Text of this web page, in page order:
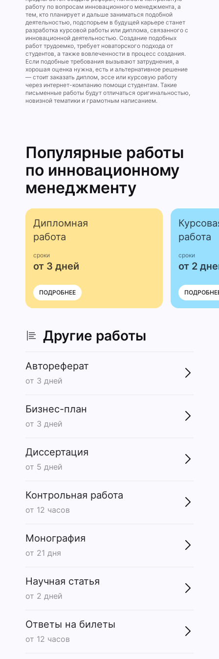
работу по вопросам инновационного менеджмента, а
тем, кто планирует и дальше заниматься подобной
деятельностью, подспорьем в будущей карьере станет
разработка курсовой работы или диплома, связанного с
инновационной деятельностью. Создание подобных
работ трудоемко, требует новаторского подхода от
студентов, а также вовлеченности в процесс создания.
Если подобные требования вызывают затруднения, а
хорошая оценка нужна, есть и альтернативное решение
— стоит заказать диплом, эссе или курсовую работу
через интернет-компанию помощи студентам. Такие
письменные работы будут отличаться оригинальностью,
новизной тематики и грамотным написанием.
Популярные работы
по инновационно­му
менедж­менту
Дипломная
работа
сроки
от 3 дней
ПОДРОБНЕЕ
работа
сроки
от 2
Другие работы
Автореферат
от 3 дней
Бизнес-план
от 3 дней
Диссертация
от 5 дней
Контрольная работа
от 12 часов
Монография
от 21 дня
Научная статья
от 2 дней
Ответы на билеты
от 12 часов